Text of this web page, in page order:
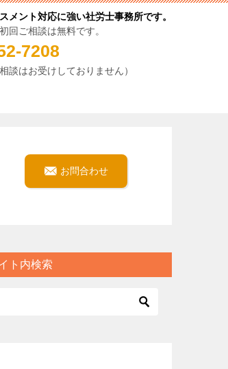
メント対応に強い社労士事務所です。
回ご相談は無料です。
7208
談はお受けしておりません）
お問合わせ
ト内検索